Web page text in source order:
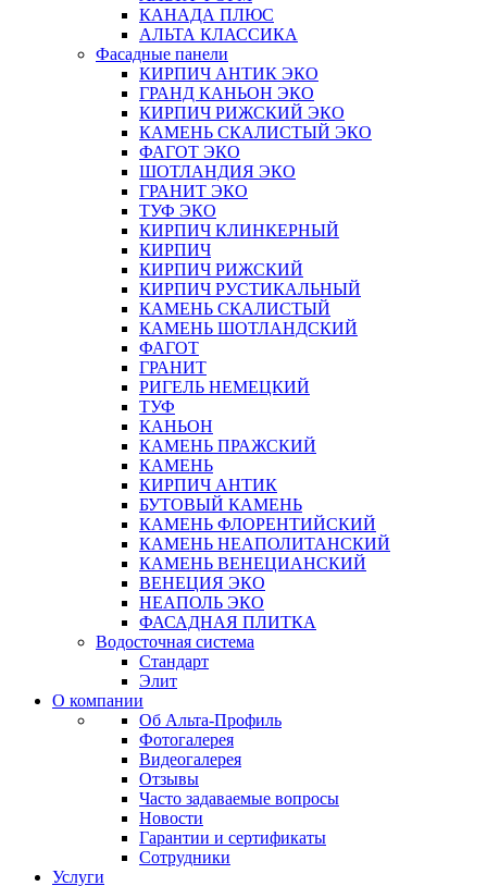
КАНАДА ПЛЮС
АЛЬТА КЛАССИКА
Фасадные панели
КИРПИЧ АНТИК ЭКО
ГРАНД КАНЬОН ЭКО
КИРПИЧ РИЖСКИЙ ЭКО
КАМЕНЬ СКАЛИСТЫЙ ЭКО
ФАГОТ ЭКО
ШОТЛАНДИЯ ЭКО
ГРАНИТ ЭКО
ТУФ ЭКО
КИРПИЧ КЛИНКЕРНЫЙ
КИРПИЧ
КИРПИЧ РИЖСКИЙ
КИРПИЧ РУСТИКАЛЬНЫЙ
КАМЕНЬ СКАЛИСТЫЙ
КАМЕНЬ ШОТЛАНДСКИЙ
ФАГОТ
ГРАНИТ
РИГЕЛЬ НЕМЕЦКИЙ
ТУФ
КАНЬОН
КАМЕНЬ ПРАЖСКИЙ
КАМЕНЬ
КИРПИЧ АНТИК
БУТОВЫЙ КАМЕНЬ
КАМЕНЬ ФЛОРЕНТИЙСКИЙ
КАМЕНЬ НЕАПОЛИТАНСКИЙ
КАМЕНЬ ВЕНЕЦИАНСКИЙ
ВЕНЕЦИЯ ЭКО
НЕАПОЛЬ ЭКО
ФАСАДНАЯ ПЛИТКА
Водосточная система
Стандарт
Элит
О компании
Об Альта-Профиль
Фотогалерея
Видеогалерея
Отзывы
Часто задаваемые вопросы
Новости
Гарантии и сертификаты
Сотрудники
Услуги